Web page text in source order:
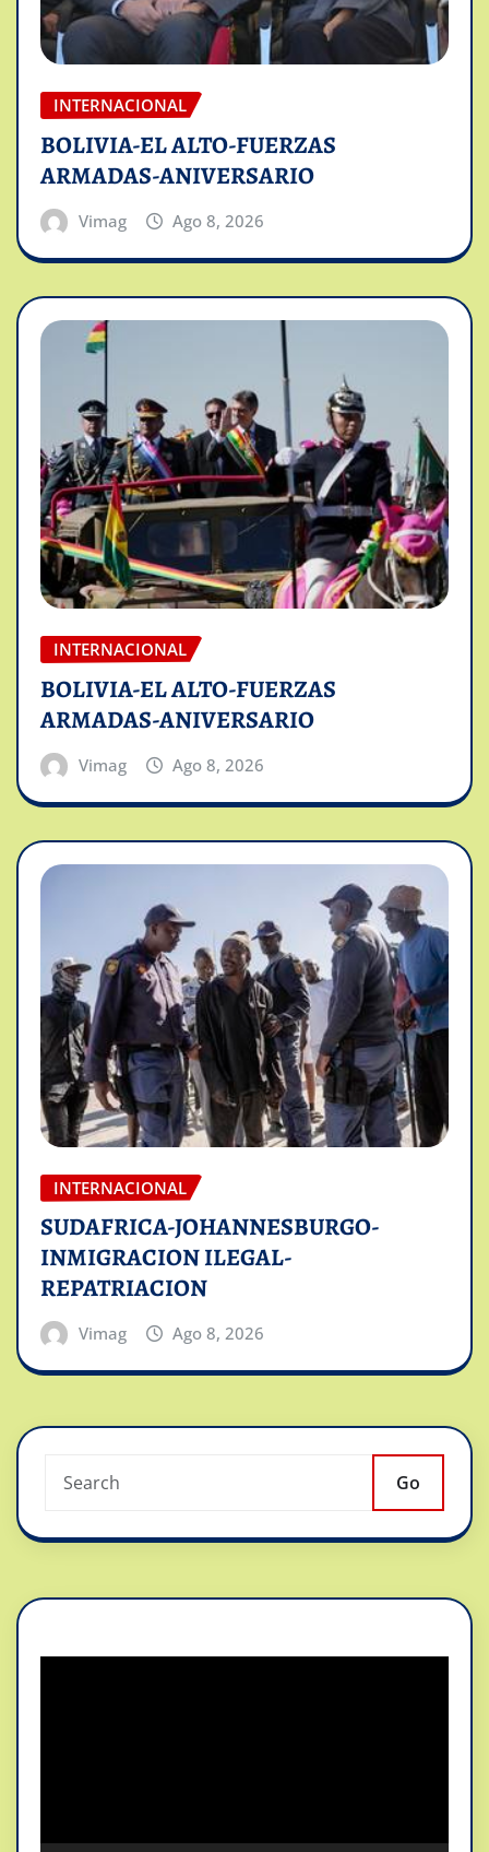
INTERNACIONAL
BOLIVIA-EL ALTO-FUERZAS
ARMADAS-ANIVERSARIO
Vimag Ago 8, 2026
INTERNACIONAL
BOLIVIA-EL ALTO-FUERZAS
ARMADAS-ANIVERSARIO
Vimag Ago 8, 2026
INTERNACIONAL
SUDAFRICA-JOHANNESBURGO-
INMIGRACION ILEGAL-
REPATRIACION
Vimag Ago 8, 2026
Go